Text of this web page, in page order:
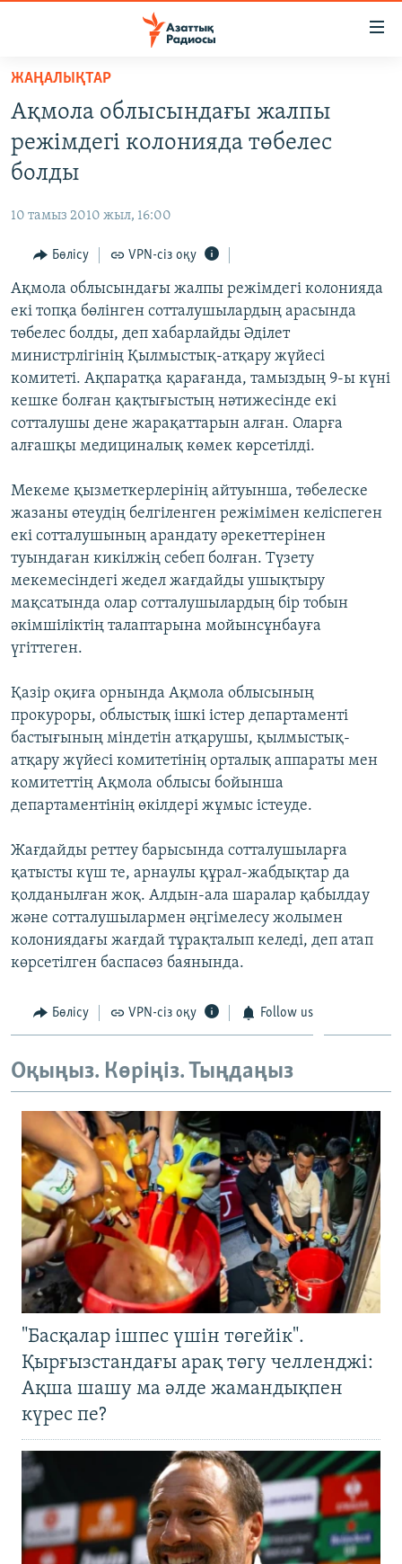
Skip
main
content
Skip
main
Search
САЯСАТ
AZATTYQTV
АДАМ ҚҰҚЫҚТАРЫ
ӘЛЕУМЕТ
ӘЛЕМ
АРНАЙЫ ЖОБАЛАР
Русский
ЖАЗЫЛЫҢЫЗ
Басқа тілдерде
ЖАҢАЛЫҚТАР
Ақмола облысындағы жалпы
режімдегі колонияда төбелес
болды
10 тамыз 2010 жыл, 16:00
Бөлісу VPN-сіз оқу
Ақмола облысындағы жалпы режімдегі колонияда
екі топқа бөлінген сотталушылардың арасында
төбелес болды, деп хабарлайды Әділет
министрлігінің Қылмыстық-атқару жүйесі
комитеті. Ақпаратқа қарағанда, тамыздың 9-ы күні
кешке болған қақтығыстың нәтижесінде екі
сотталушы дене жарақаттарын алған. Оларға
алғашқы медициналық көмек көрсетілді.
Мекеме қызметкерлерінің айтуынша, төбелеске
жазаны өтеудің белгіленген режімімен келіспеген
екі сотталушының арандату әрекеттерінен
туындаған кикілжің себеп болған. Түзету
мекемесіндегі жедел жағдайды ушықтыру
мақсатында олар сотталушылардың бір тобын
әкімшіліктің талаптарына мойынсұнбауға
үгіттеген.
Қазір оқиға орнында Ақмола облысының
прокуроры, облыстық ішкі істер департаменті
бастығының міндетін атқарушы, қылмыстық-
атқару жүйесі комитетінің орталық аппараты мен
комитеттің Ақмола облысы бойынша
департаментінің өкілдері жұмыс істеуде.
Жағдайды реттеу барысында сотталушыларға
қатысты күш те, арнаулы құрал-жабдықтар да
қолданылған жоқ. Алдын-ала шаралар қабылдау
және сотталушылармен әңгімелесу жолымен
колониядағы жағдай тұрақталып келеді, деп атап
көрсетілген баспасөз баянында.
Бөлісу VPN-сіз оқу Follow us
Оқыңыз. Көріңіз. Тыңдаңыз
"Басқалар ішпес үшін төгейік".
Қырғызстандағы арақ төгу челленджі:
Ақша шашу ма әлде жамандықпен
күрес пе?